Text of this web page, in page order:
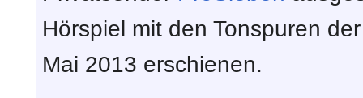
Hörspiel mit den Tonspuren
Mai 2013 erschienen.